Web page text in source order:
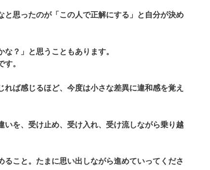
思ったのが「この人で正解にする」と自分が決め
？」と思うこともあります。
。
ば感じるほど、今度は小さな差異に違和感を覚え
を、受け止め、受け入れ、受け流しながら乗り越
ること。たまに思い出しながら進めていってくださ